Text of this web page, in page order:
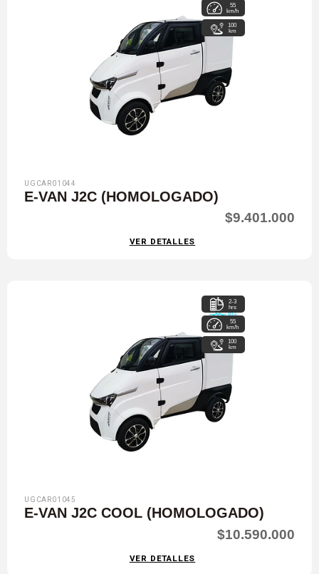
55
km/h
100
km
UGCAR01044
E-VAN J2C (HOMOLOGADO)
$9.401.000
VER DETALLES
2-3
hrs
55
km/h
100
km
UGCAR01045
E-VAN J2C COOL (HOMOLOGADO)
$10.590.000
VER DETALLES